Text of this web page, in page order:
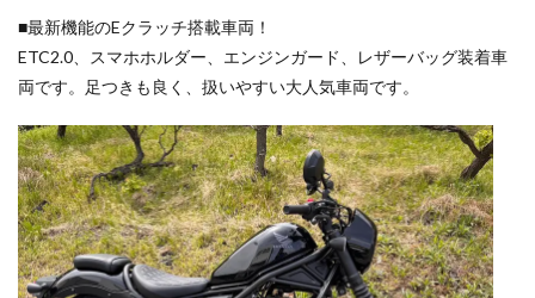
■最新機能のEクラッチ搭載車両！
ETC2.0、スマホホルダー、エンジンガード、レザーバッグ装着車
両です。足つきも良く、扱いやすい大人気車両です。